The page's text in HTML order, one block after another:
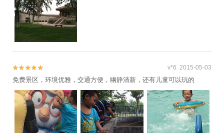

 v*6 2015-05-03
免费景区，环境优雅，交通方便，幽静清新，还有儿童可以玩的